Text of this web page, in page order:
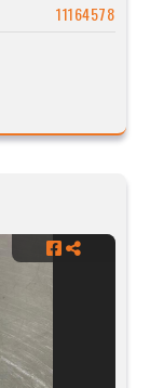
11164578